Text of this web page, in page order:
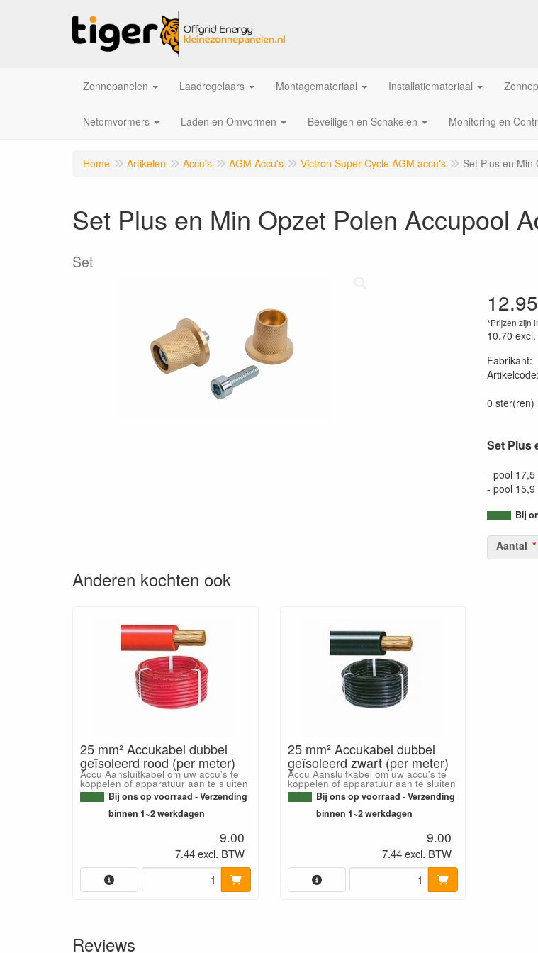
Zonnepanelen Laadregelaars Montagemateriaal Installatiemateriaal
Netomvormers Laden en Omvormen Beveiligen en Schakelen Monitoring en
Home Artikelen Accu's AGM Accu's Victron Super Cycle AGM accu's Set Plus en Min
Set Plus en Min Opzet Polen Accupool
Set
12.95
*Prijzen zijn
10.70
Fabrikant:
Artikelcode:
0 ster(ren)
Set Plus
- pool 17,5
- pool 15,9
Bij
Aantal
Anderen kochten ook
25 mm² Accukabel dubbel
geïsoleerd rood (per meter)
Accu Aansluitkabel om uw accu's te
koppelen of apparatuur aan te sluiten
Bij ons op voorraad - Verzending
binnen 1~2 werkdagen
9.00
7.44 excl. BTW
25 mm² Accukabel dubbel
geïsoleerd zwart (per meter)
Accu Aansluitkabel om uw accu's te
koppelen of apparatuur aan te sluiten
Bij ons op voorraad - Verzending
binnen 1~2 werkdagen
9.00
7.44 excl. BTW
Reviews